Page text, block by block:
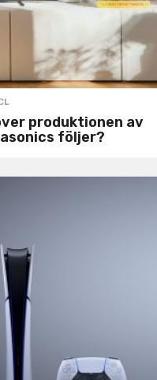
produktionen av
följer?